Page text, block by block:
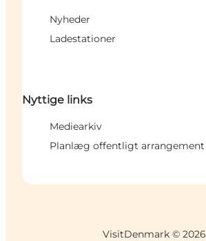
Nyheder
Ladestationer
Nyttige links
Mediearkiv
Planlæg offentligt arrangement
VisitDenmark © 2026